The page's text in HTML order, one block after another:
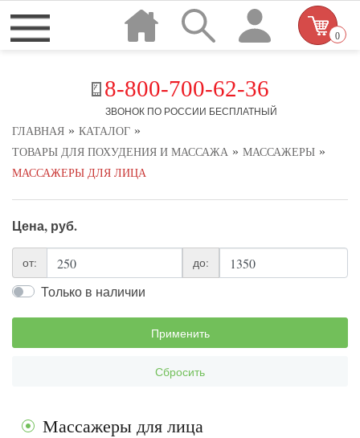
8-800-700-62-36
ЗВОНОК ПО РОССИИ БЕСПЛАТНЫЙ
0
ГЛАВНАЯ » КАТАЛОГ »
ТОВАРЫ ДЛЯ ПОХУДЕНИЯ И МАССАЖА » МАССАЖЕРЫ »
МАССАЖЕРЫ ДЛЯ ЛИЦА
Цена, руб.
от: до:
Только в наличии
Применить
Сбросить
Массажеры для лица